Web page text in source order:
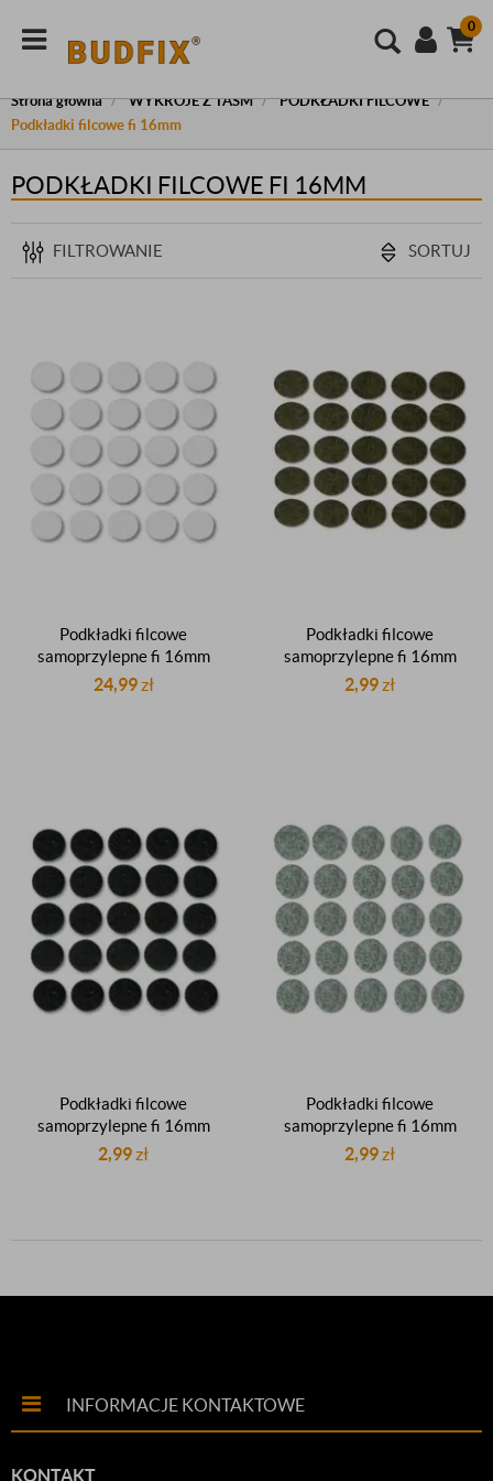
0
Strona główna WYKROJE Z TAŚM
PODKŁADKI FILCOWE
Podkładki filcowe fi 16mm
PODKŁADKI FILCOWE FI 16MM
FILTROWANIE SORTUJ
Podkładki filcowe
samoprzylepne fi 16mm
okrągłe białe pod meble
24,99zł
Podkładki filcowe
samoprzylepne fi 16mm
okrągłe brązowe pod
2,99zł
Podkładki filcowe
samoprzylepne fi 16mm
okrągłe czarne pod meble
2,99zł
Podkładki filcowe
samoprzylepne fi 16mm
okrągłe szare pod meble
2,99zł
INFORMACJE KONTAKTOWE
KONTAKT